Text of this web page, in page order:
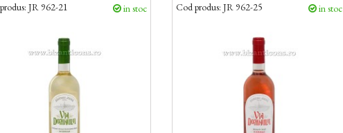
JR 962-21 in stoc Cod produs: JR 962-25 in stoc